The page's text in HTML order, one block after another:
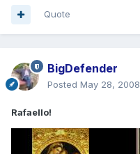
Quote
BigDefender
Posted May 28, 2008
Rafaello!